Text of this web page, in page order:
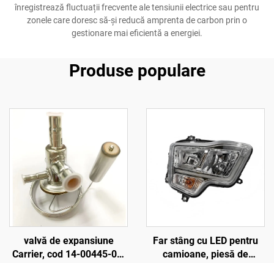
înregistrează fluctuații frecvente ale tensiunii electrice sau pentru
zonele care doresc să-și reducă amprenta de carbon prin o
gestionare mai eficientă a energiei.
Produse populare
valvă de expansiune
Carrier, cod 14-00445-01,
Far stâng cu LED pentru
camioane, piesă de